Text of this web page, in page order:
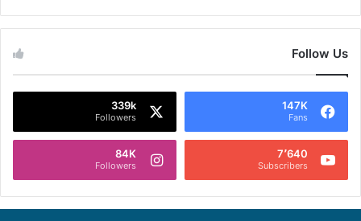
Follow Us
147K
Fans
339k
Followers
7٬640
Subscribers
84K
Followers